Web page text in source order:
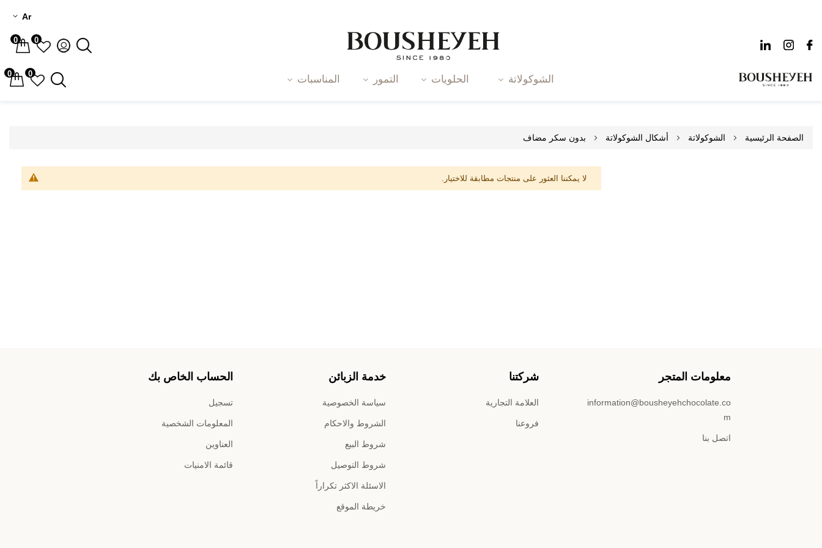
Ar
0
0
الشوكولاتة الحلويات التمور المناسبات 0
0
الصفحة الرئيسية الشوكولاتة أشكال الشوكولاتة بدون سكر مضاف
لا يمكننا العثور على منتجات مطابقة للاختيار.
معلومات المتجر
information@bousheyehchocolate.co
m
اتصل بنا
شركتنا
العلامة التجارية
‫فروعنا‬
خدمة الزبائن
سياسة الخصوصية
الشروط والاحكام
شروط البيع
شروط التوصيل
الاسئلة الاكثر تكراراً
خريطة الموقع
الحساب الخاص بك
تسجيل
المعلومات الشخصية
العناوين
قائمة الامنيات